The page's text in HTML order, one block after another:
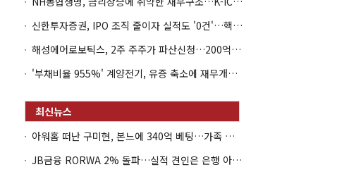
신한투자증권, IPO 조직 줄이자 실적도 '0건'…핵심 인력까지 이탈
해성에어로보틱스, 2주 주주가 파산신청…200억 CB 분쟁 확산
'부채비율 955%' 계양전기, 유증 축소에 재무개선 효과 '뚝'
아워홈 떠난 구미현, 본느에 340억 베팅…가족 지배체제 구축
JB금융 RORWA 2% 돌파…실적 견인은 은행 아닌 캐피탈